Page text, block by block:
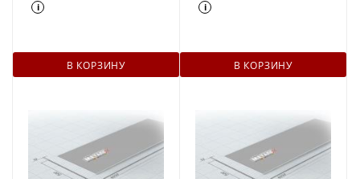
i
В КОРЗИНУ
i
В КОРЗИНУ